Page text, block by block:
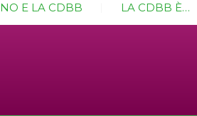
E LA CDBB LA CDBB È…